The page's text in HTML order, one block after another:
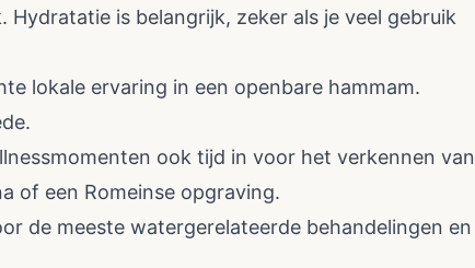
Hydratatie is belangrijk, zeker als je veel gebruik
lokale ervaring in een openbare hammam.
ook tijd in voor het verkennen van
of een Romeinse opgraving.
de meeste watergerelateerde behandelingen en